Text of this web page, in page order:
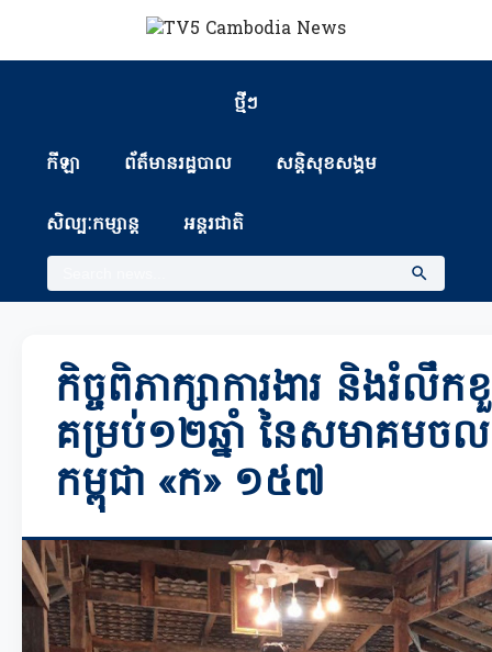
ថ្មីៗ
កីឡា ព័ត៏មានរដ្ឋបាល សន្តិសុខសង្គម
សិល្បៈកម្សាន្ត អន្តរជាតិ
កិច្ចពិភាក្សាការងារ និងរំលឹក
គម្រប់១២ឆ្នាំ នៃសមាគមច
កម្ពុជា «ក» ១៥៧